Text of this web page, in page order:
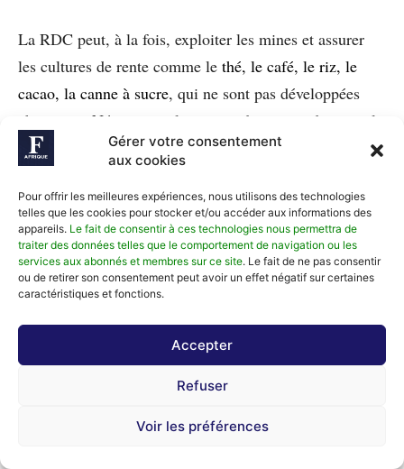
Gérer votre consentement
aux cookies
Pour offrir les meilleures expériences, nous utilisons des technologies
telles que les cookies pour stocker et/ou accéder aux informations des
appareils. Le fait de consentir à ces technologies nous permettra de
traiter des données telles que le comportement de navigation ou les
services aux abonnés et membres sur ce site. Le fait de ne pas consentir
ou de retirer son consentement peut avoir un effet négatif sur certaines
caractéristiques et fonctions.
Accepter
Refuser
Voir les préférences
La RDC peut, à la fois, exploiter les mines et assurer
les cultures de rente comme le thé, le café, le riz, le
cacao, la canne à sucre, qui ne sont pas développées
chez nous. Néanmoins, le secteur des mines demeure le
pilier de l’économie congolaise. La croissance
des produits miniers marchands. L’économie congolaise
a résisté après le Covid-19 parce que les prix des
métaux ont augmenté en 2021 et ont permis de soutenir
la croissance. Des politiques publiques sont nécessaires
secteur minier à travers toute la République et pas
seulement dans le Katanga. Toutes les provinces du
pays ont un potentiel minier.